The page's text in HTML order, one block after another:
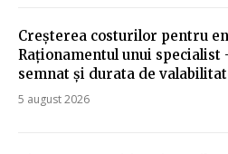
Creșterea costurilor pentru
Raționamentul unui specialist
semnat și durata de
5 august 2026